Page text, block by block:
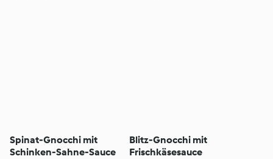
Spinat-Gnocchi mit
Schinken-Sahne-Sauce
Blitz-Gnocchi mit
Frischkäsesauce